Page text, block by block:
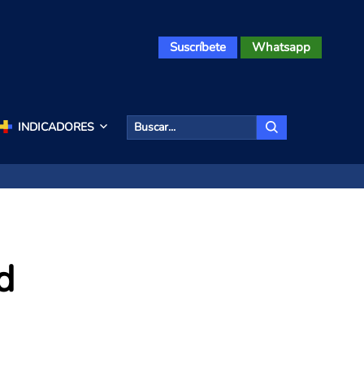
Suscríbete Whatsapp
INDICADORES